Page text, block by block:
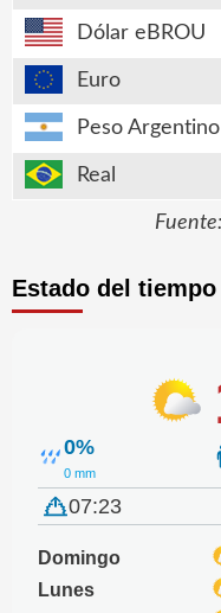
Dólar eBROU
Euro
Peso Argentino
Real
Estado del tiempo
0%
0 mm
07:23
Domingo
Lunes